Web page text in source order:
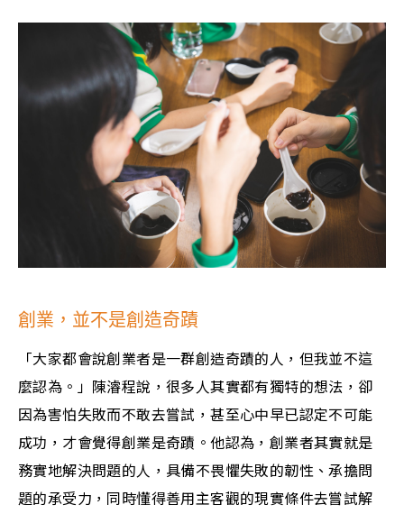
創業，並不是創造奇蹟
「大家都會說創業者是一群創造奇蹟的人，但我並不這
麼認為。」陳濬程說，很多人其實都有獨特的想法，卻
因為害怕失敗而不敢去嘗試，甚至心中早已認定不可能
成功，才會覺得創業是奇蹟。他認為，創業者其實就是
務實地解決問題的人，具備不畏懼失敗的韌性、承擔問
題的承受力，同時懂得善用主客觀的現實條件去嘗試解